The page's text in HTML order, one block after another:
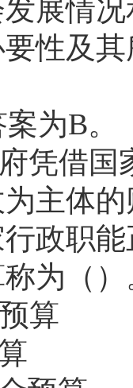
展情
性及
为B。
凭借
主体
政职
为（）
算